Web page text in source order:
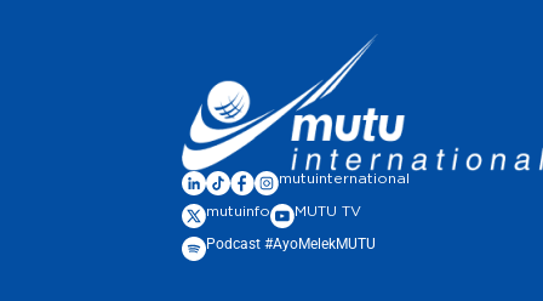
mutuinternational
mutuinfo MUTU TV
Podcast #AyoMelekMUTU